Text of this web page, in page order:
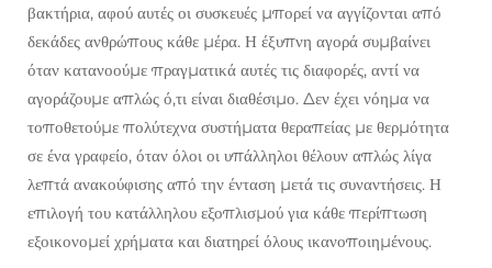
βακτήρια, αφού αυτές οι συσκευές μπορεί να αγγίζονται από
δεκάδες ανθρώπους κάθε μέρα. Η έξυπνη αγορά συμβαίνει
όταν κατανοούμε πραγματικά αυτές τις διαφορές, αντί να
αγοράζουμε απλώς ό,τι είναι διαθέσιμο. Δεν έχει νόημα να
τοποθετούμε πολύτεχνα συστήματα θεραπείας με θερμότητα
σε ένα γραφείο, όταν όλοι οι υπάλληλοι θέλουν απλώς λίγα
λεπτά ανακούφισης από την ένταση μετά τις συναντήσεις. Η
επιλογή του κατάλληλου εξοπλισμού για κάθε περίπτωση
εξοικονομεί χρήματα και διατηρεί όλους ικανοποιημένους.